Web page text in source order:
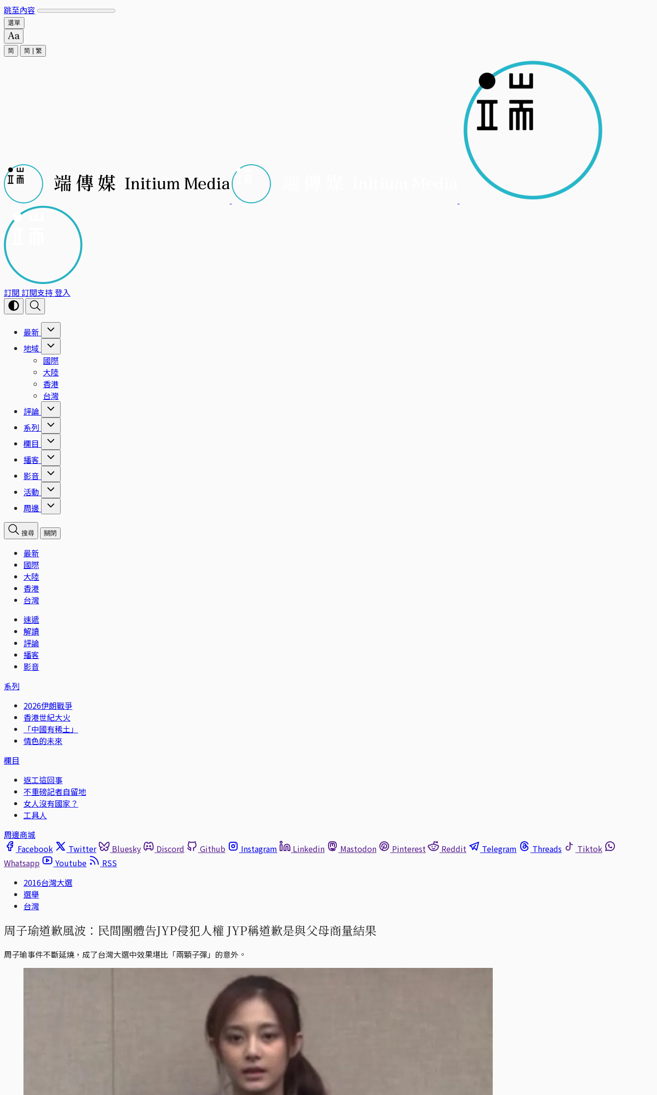
跳至內容
選單
简 简 繁
訂閱 訂閱支持登入
最新
地域
國際
大陸
香港
台灣
評論
系列
欄目
播客
影音
活動
周邊
搜尋 關閉
最新
國際
大陸
香港
台灣
速遞
解讀
評論
播客
影音
系列
2026伊朗戰爭
香港世紀大火
「中國有稀土」
情色的未來
欄目
返工這回事
不重磅記者自留地
女人沒有國家？
工具人
周邊商城
Facebook
Twitter Bluesky Discord Github Instagram Linkedin Mastodon Pinterest Reddit Telegram Threads
Tiktok
Whatsapp
Youtube
RSS
2016台灣大選
選舉
台灣
周子瑜道歉風波：民間團體告JYP侵犯人權 JYP稱道歉是與父母商量結果
周子瑜事件不斷延燒，成了台灣大選中效果堪比「兩顆子彈」的意外。